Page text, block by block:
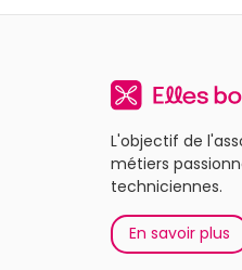
L'objectif de
métiers
techniciennes.
En savoir plus